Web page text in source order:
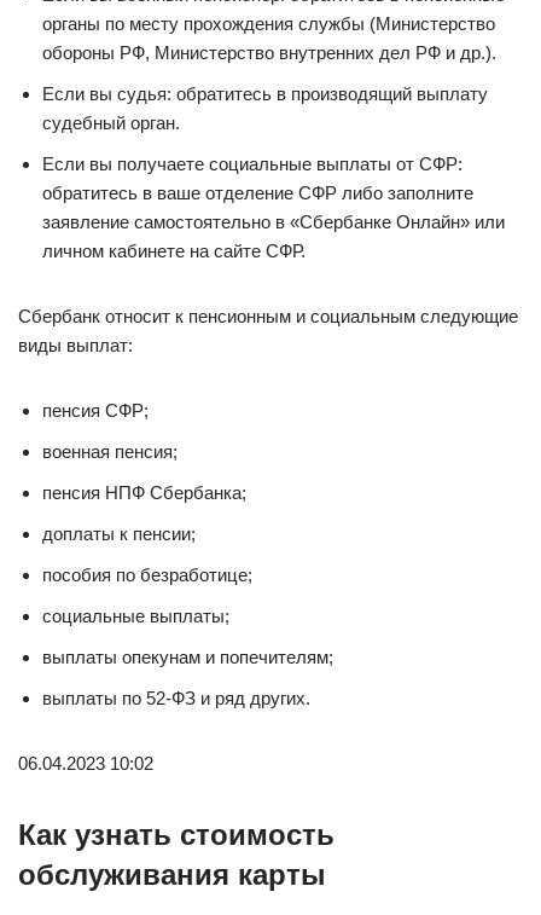
органы по месту прохождения службы (Министерство
обороны РФ, Министерство внутренних дел РФ и др.).
Если вы судья: обратитесь в производящий выплату
судебный орган.
Если вы получаете социальные выплаты от СФР:
обратитесь в ваше отделение СФР либо заполните
заявление самостоятельно в «Сбербанке Онлайн» или
личном кабинете на сайте СФР.
Сбербанк относит к пенсионным и социальным следующие
виды выплат:
пенсия СФР;
военная пенсия;
пенсия НПФ Сбербанка;
доплаты к пенсии;
пособия по безработице;
социальные выплаты;
выплаты опекунам и попечителям;
выплаты по 52-ФЗ и ряд других.
06.04.2023 10:02
Как узнать стоимость
обслуживания карты